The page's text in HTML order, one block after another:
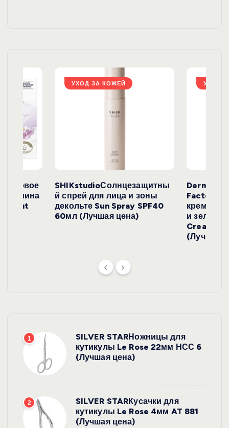
з
а
п
с
е
й
жасмина
УХОД ЗА КОЖЕЙ
SHIKstudioСолнцезащитны
й спрей для лица и зоны
декольте Sun Spray SPF40
60мл (Лучшая цена)
УХОД
Derma
крем с
и
Cream
(Лучшая
1
SILVER STARНожницы для
кутикулы Le Rose 22мм НСС 6
(Лучшая цена)
2
SILVER STARКусачки для
кутикулы Le Rose 4мм AT 881
(Лучшая цена)